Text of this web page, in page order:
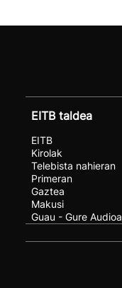
EITB taldea
EITB
Kirolak
Telebista nahieran
Primeran
Gaztea
Makusi
Guau - Gure Audioa